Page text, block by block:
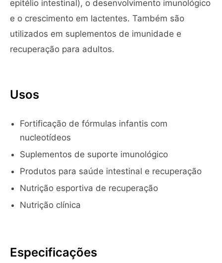
epitélio intestinal), o desenvolvimento imunológico
e o crescimento em lactentes. Também são
utilizados em suplementos de imunidade e
recuperação para adultos.
Usos
Fortificação de fórmulas infantis com
nucleotídeos
Suplementos de suporte imunológico
Produtos para saúde intestinal e recuperação
Nutrição esportiva de recuperação
Nutrição clínica
Especificações